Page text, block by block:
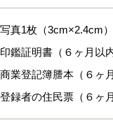
写真1枚（3cm×2.4cm）
印鑑証明書（６ヶ月以
商業登記簿謄本（６ヶ
登録者の住民票（６ヶ